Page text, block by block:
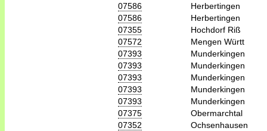
07586
Herbertingen
07586
Herbertingen
07355
Hochdorf Riß
07572
Mengen Württ
07393
Munderkingen
07393
Munderkingen
07393
Munderkingen
07393
Munderkingen
07393
Munderkingen
07375
Obermarchtal
07352
Ochsenhausen